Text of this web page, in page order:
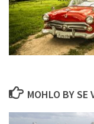
MOHLO BY SE